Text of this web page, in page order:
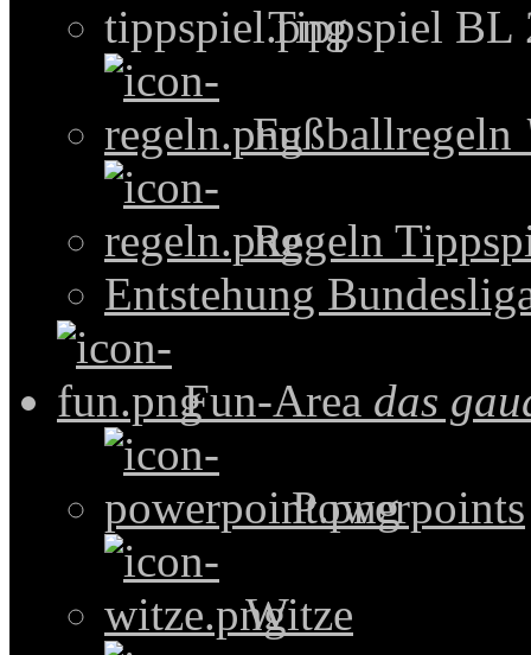
Tippspiel BL
Fußballregeln
Regeln
Entstehung
Fun-Area das
Powerpoints
Witze